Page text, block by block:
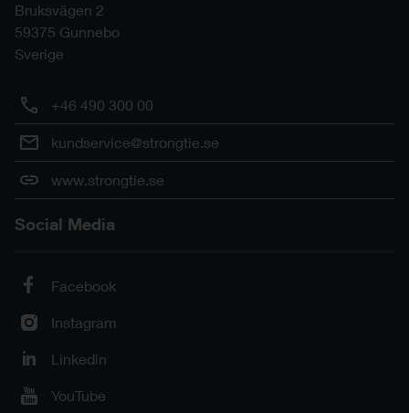
Bruksvägen 2
59375 Gunnebo
Sverige
+46 490 300 00
kundservice@strongtie.se
www.strongtie.se
Social Media
Facebook
Instagram
Linkedin
YouTube